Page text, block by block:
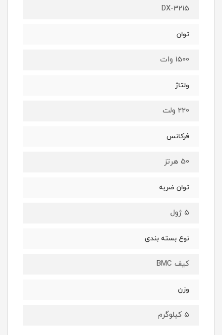
DX-3215
توان
1500 وات
ولتاژ
220 ولت
فرکانس
50 هرتز
توان ضربه
5 ژول
نوع بسته بندی
کیف BMC
وزن
5 کیلوگرم